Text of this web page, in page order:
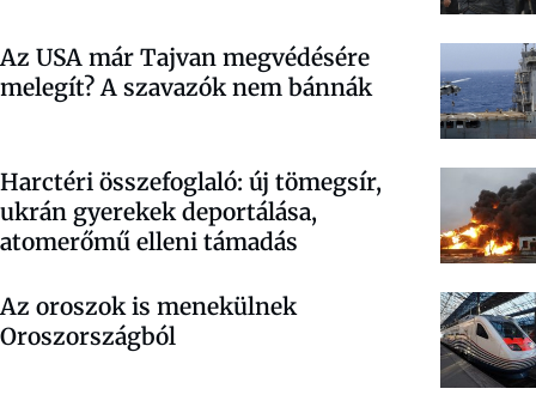
Az USA már Tajvan megvédésére
melegít? A szavazók nem bánnák
Harctéri összefoglaló: új tömegsír,
ukrán gyerekek deportálása,
atomerőmű elleni támadás
Az oroszok is menekülnek
Oroszországból